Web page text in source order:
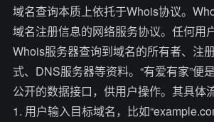
域名查询本质上依托于Whois协议。
域名注册信息的网络服务协议。任何用
Whois服务器查询到域名的所有者、注
式、DNS服务器等资料。“有爱有家”便
公开的数据接口，供用户操作。其具体
1. 用户输入目标域名，比如